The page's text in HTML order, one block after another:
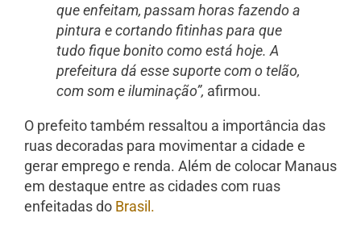
que enfeitam, passam horas fazendo a
pintura e cortando fitinhas para que
tudo fique bonito como está hoje. A
prefeitura dá esse suporte com o telão,
com som e iluminação”, afirmou.
O prefeito também ressaltou a importância das
ruas decoradas para movimentar a cidade e
gerar emprego e renda. Além de colocar Manaus
em destaque entre as cidades com ruas
enfeitadas do Brasil.